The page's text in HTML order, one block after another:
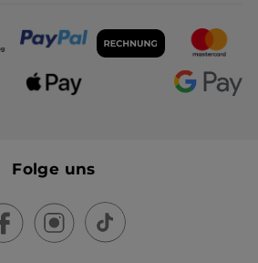
Folge uns